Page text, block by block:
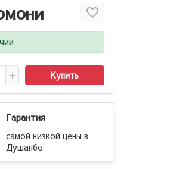
Купить
Гарантия
самой низкой цены в
Душанбе